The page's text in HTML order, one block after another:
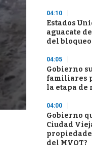
04:10
Estados
aguacate
del
04:05
Gobierno
familiares
la etapa
04:00
Gobierno
Ciudad
del MVOT?